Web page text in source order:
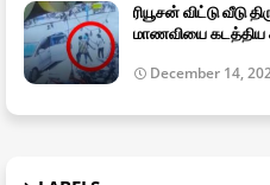
ரியூசன் விட்டு வீடு
மாணவியை கடத்திய
December 14,